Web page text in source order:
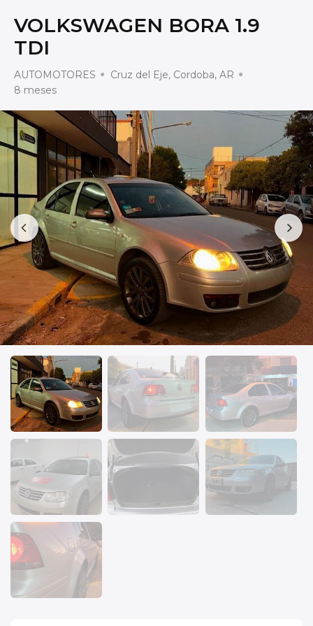
VOLKSWAGEN BORA 1.9
TDI
AUTOMOTORES
Cruz del Eje, Cordoba, AR
8 meses
Next